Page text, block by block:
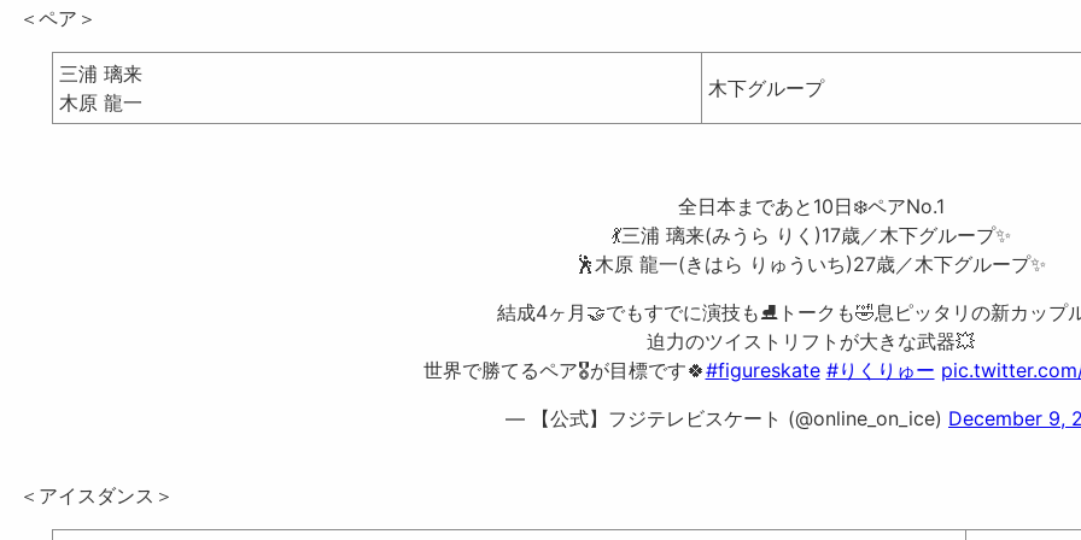
＜ペア＞
三浦 璃来
木原 龍一
木下グループ
全日本まであと10日❄️ペアNo.1
💃三浦 璃来(みうら りく)17歳／木下グループ✨
🕺木原 龍一(きはら りゅういち)27歳／木下グループ✨
結成4ヶ月🤝でもすでに演技も⛸トークも🤣息ピッタリの新カッ
迫力のツイストリフトが大きな武器💥
世界で勝てるペア🎖が目標です🍀#figureskate #りくりゅー
— 【公式】フジテレビスケート (@online_on_ice) December 9,
＜アイスダンス＞